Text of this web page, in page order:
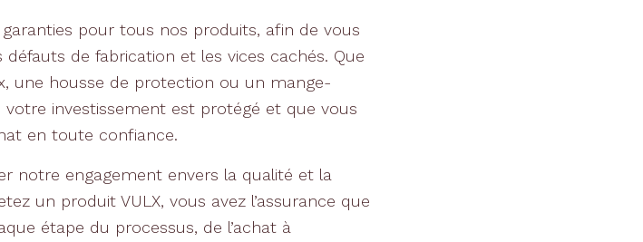
pour tous nos produits, afin de vous
de fabrication et les vices cachés. Que
une housse de protection ou un mange-
investissement est protégé et que vous
en toute confiance.
notre engagement envers la qualité et la
un produit VULX, vous avez l’assurance que
étape du processus, de l’achat à